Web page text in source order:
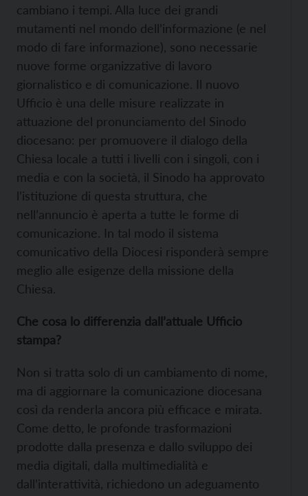
cambiano i tempi. Alla luce dei grandi
mutamenti nel mondo dell’informazione (e nel
modo di fare informazione), sono necessarie
nuove forme organizzative di lavoro
giornalistico e di comunicazione. Il nuovo
Ufficio è una delle misure realizzate in
attuazione del pronunciamento del Sinodo
diocesano: per promuovere il dialogo della
Chiesa locale a tutti i livelli con i singoli, con i
media e con la società, il Sinodo ha approvato
l’istituzione di questa struttura, che
nell’annuncio è aperta a tutte le forme di
comunicazione. In tal modo il sistema
comunicativo della Diocesi risponderà sempre
meglio alle esigenze della missione della
Chiesa.
Che cosa lo differenzia dall’attuale Ufficio
stampa?
Non si tratta solo di un cambiamento di nome,
ma di aggiornare la comunicazione diocesana
così da renderla ancora più efficace e mirata.
Come detto, le profonde trasformazioni
prodotte dalla presenza e dallo sviluppo dei
media digitali, dalla multimedialità e
dall’interattività, richiedono un adeguamento